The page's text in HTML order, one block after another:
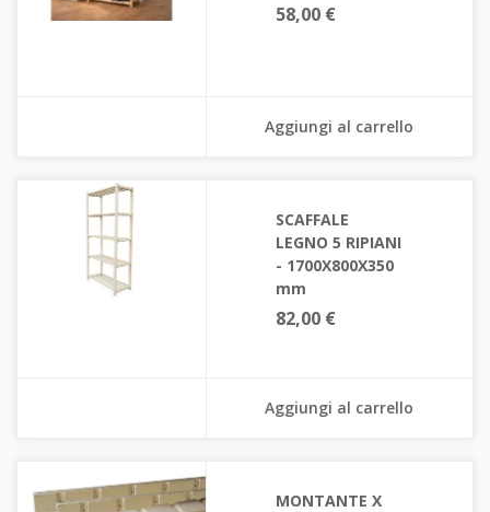
58,00 €
Aggiungi al carrello
SCAFFALE
LEGNO 5 RIPIANI
- 1700X800X350
mm
82,00 €
Aggiungi al carrello
MONTANTE X